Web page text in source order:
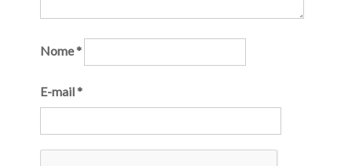
Nome*
E-mail*